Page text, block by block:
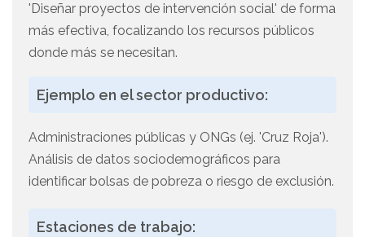
'Diseñar proyectos de intervención social' de forma
más efectiva, focalizando los recursos públicos
donde más se necesitan.
Ejemplo en el sector productivo:
Administraciones públicas y ONGs (ej. 'Cruz Roja').
Análisis de datos sociodemográficos para
identificar bolsas de pobreza o riesgo de exclusión.
Estaciones de trabajo: